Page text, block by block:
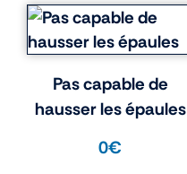
Pas capable de
hausser les épaules
0€